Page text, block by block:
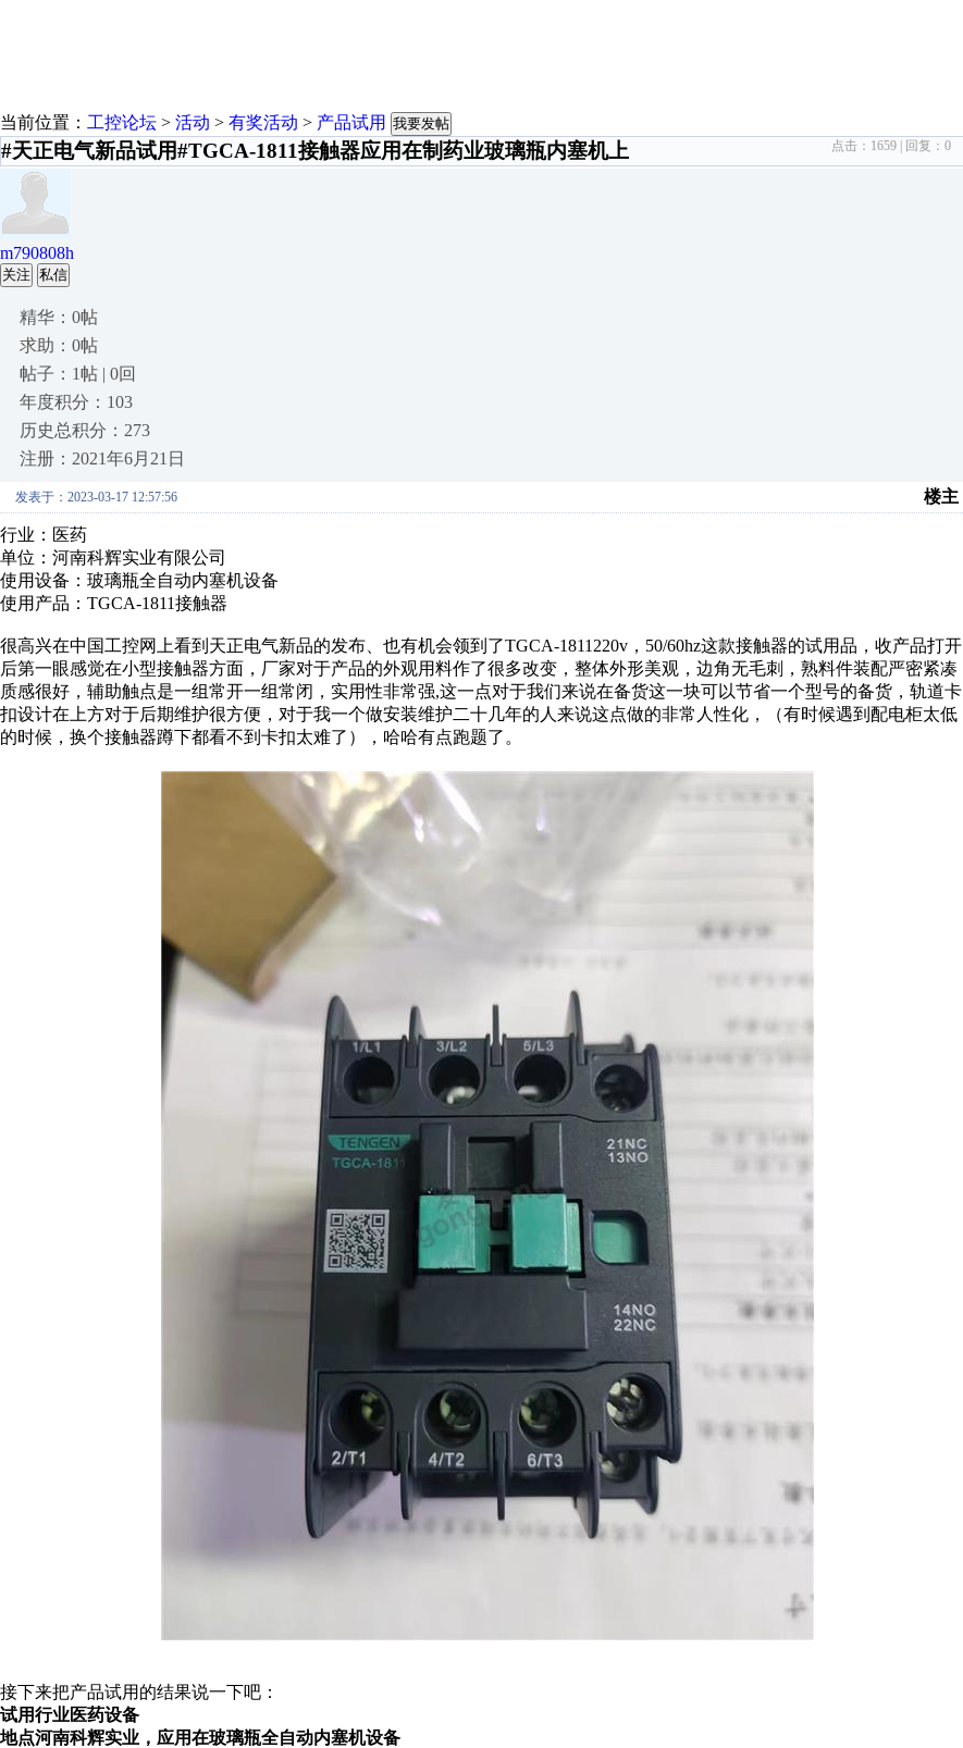
当前位置： 工控论坛 > 活动 > 有奖活动 > 产品试用 我要发帖
#天正电气新品试用#TGCA-1811接触器应用在制药业玻璃瓶内塞机上 点击： 1659 | 回复： 0
m790808h
关注 私信
精华：0帖
求助：0帖
帖子：1帖 | 0回
年度积分：103
历史总积分：273
注册：2021年6月21日
发表于：2023-03-17 12:57:56 楼主
行业：医药
单位：河南科辉实业有限公司
使用设备：玻璃瓶全自动内塞机设备
使用产品：TGCA-1811接触器
很高兴在中国工控网上看到天正电气新品的发布、也有机会领到了TGCA-1811220v，50/60hz这款接触器的试用品，收产品打开
后第一眼感觉在小型接触器方面，厂家对于产品的外观用料作了很多改变，整体外形美观，边角无毛刺，熟料件装配严密紧凑
质感很好，辅助触点是一组常开一组常闭，实用性非常强,这一点对于我们来说在备货这一块可以节省一个型号的备货，轨道卡
扣设计在上方对于后期维护很方便，对于我一个做安装维护二十几年的人来说这点做的非常人性化，（有时候遇到配电柜太低
的时候，换个接触器蹲下都看不到卡扣太难了），哈哈有点跑题了。
接下来把产品试用的结果说一下吧：
试用行业医药设备
地点河南科辉实业，应用在玻璃瓶全自动内塞机设备